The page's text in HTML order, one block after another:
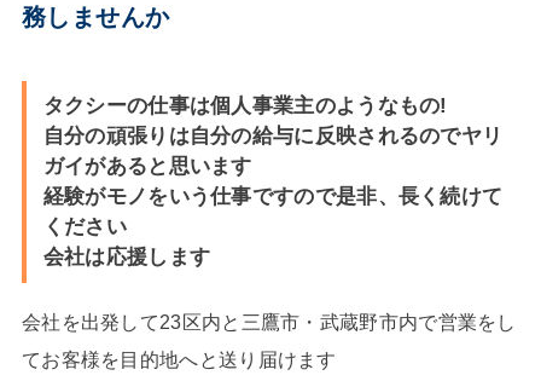
務しませんか
タクシーの仕事は個人事業主のようなもの!
自分の頑張りは自分の給与に反映されるのでヤリ
ガイがあると思います
経験がモノをいう仕事ですので是非、長く続けて
ください
会社は応援します
会社を出発して23区内と三鷹市・武蔵野市内で営業をし
てお客様を目的地へと送り届けます